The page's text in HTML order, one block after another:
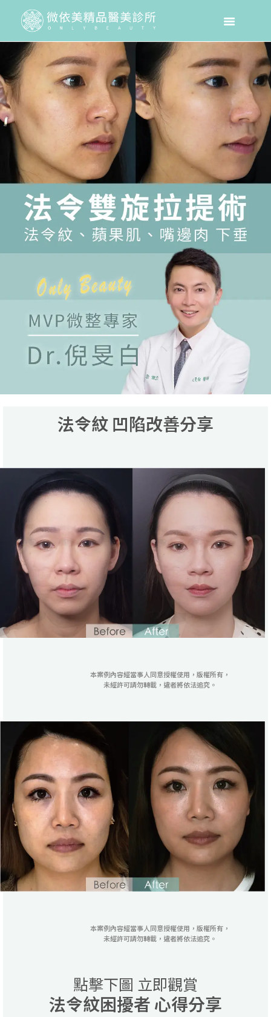
法令紋 凹陷改善分享
本案例內容經當事人同意授權使用，版權所有，
未經許可請勿轉載，違者將依法追究。
本案例內容經當事人同意授權使用，版權所有，
未經許可請勿轉載，違者將依法追究。
點擊下圖 立即觀賞
法令紋困擾者 心得分享